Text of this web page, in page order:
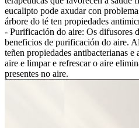
eucalipto pode axudar con
árbore do té ten propiedades
- Purificación do aire: Os difusores
beneficios de purificación do aire.
teñen propiedades antibacterianas
aire e limpar e refrescar o aire
presentes no aire.